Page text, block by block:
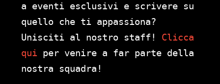
a eventi esclusivi e scrivere su
quello che ti appassiona?
Unisciti al nostro staff! Clicca
qui per venire a far parte della
nostra squadra!